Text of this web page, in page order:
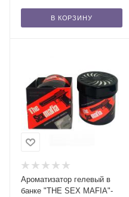
В КОРЗИНУ
Ароматизатор гелевый в
банке "THE SEX MAFIA"-